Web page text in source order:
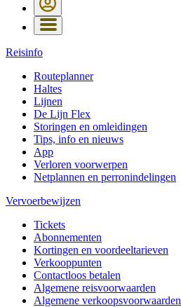
Reisinfo
Routeplanner
Haltes
Lijnen
De Lijn Flex
Storingen en omleidingen
Tips, info en nieuws
App
Verloren voorwerpen
Netplannen en perronindelingen
Vervoerbewijzen
Tickets
Abonnementen
Kortingen en voordeeltarieven
Verkooppunten
Contactloos betalen
Algemene reisvoorwaarden
Algemene verkoopsvoorwaarden